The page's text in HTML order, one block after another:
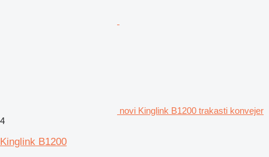
novi Kinglink B1200 trakasti konvejer
4
Kinglink B1200